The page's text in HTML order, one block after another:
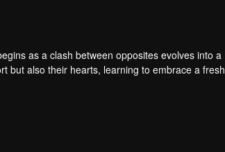
as a clash between opposites evolves into a
but also their hearts, learning to embrace a fresh